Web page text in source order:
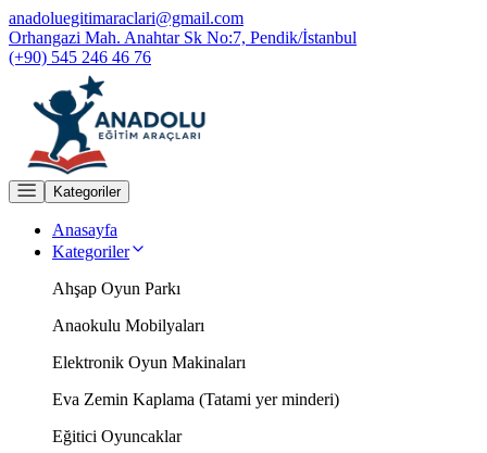
anadoluegitimaraclari@gmail.com
Orhangazi Mah. Anahtar Sk No:7, Pendik/İstanbul
(+90) 545 246 46 76
Kategoriler
Anasayfa
Kategoriler
Ahşap Oyun Parkı
Anaokulu Mobilyaları
Elektronik Oyun Makinaları
Eva Zemin Kaplama (Tatami yer minderi)
Eğitici Oyuncaklar